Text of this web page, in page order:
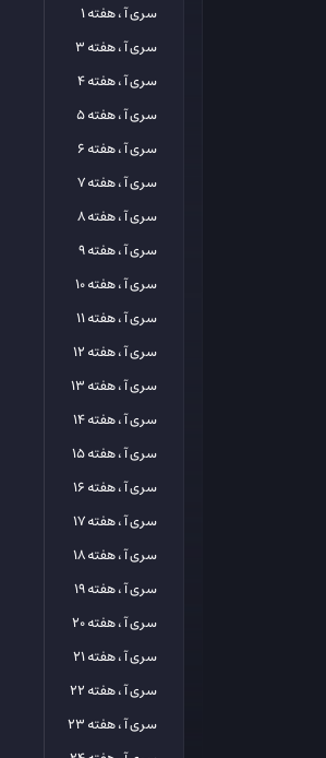
سری آ ، هفته 1
سری آ ، هفته 3
سری آ ، هفته 4
سری آ ، هفته 5
سری آ ، هفته 6
سری آ ، هفته 7
سری آ ، هفته 8
سری آ ، هفته 9
سری آ ، هفته 10
سری آ ، هفته 11
سری آ ، هفته 12
سری آ ، هفته 13
سری آ ، هفته 14
سری آ ، هفته 15
سری آ ، هفته 16
سری آ ، هفته 17
سری آ ، هفته 18
سری آ ، هفته 19
سری آ ، هفته 20
سری آ ، هفته 21
سری آ ، هفته 22
سری آ ، هفته 23